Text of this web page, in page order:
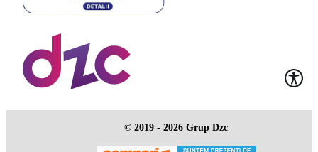
© 2019 - 2026 Grup Dzc